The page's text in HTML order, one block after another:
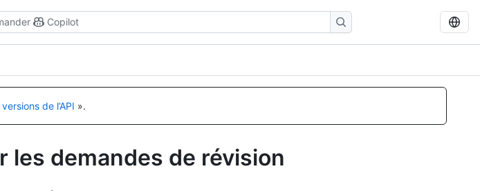
Copilot
de l’API ».
les demandes de révision